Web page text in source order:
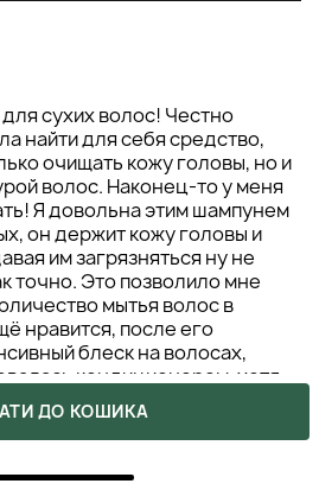
сухих волос! Честно
найти для себя средство,
очищать кожу головы, но и
волос. Наконец-то у меня
Я довольна этим шампунем
он держит кожу головы и
им загрязняться ну не
точно. Это позволило мне
мытья волос в
нравится, после его
блеск на волосах,
кондиционером, хотя
действие настолько
MISS
ДО КОШИКА